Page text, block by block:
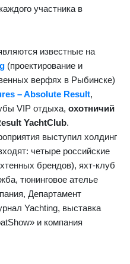
участника в
известные на
(проектирование и
верфях в Рыбинске)
– Absolute Result,
VIP отдыха, охотничий
YaсhtClub.
выступил холдинг
четыре российские
брендов), яхт-клуб
тюнинговое ателье
Департамент
Yachting, выставка
Show» и компания